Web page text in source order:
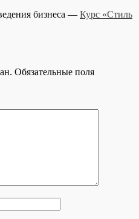
бизнеса — Курс «Стиль
Обязательные поля